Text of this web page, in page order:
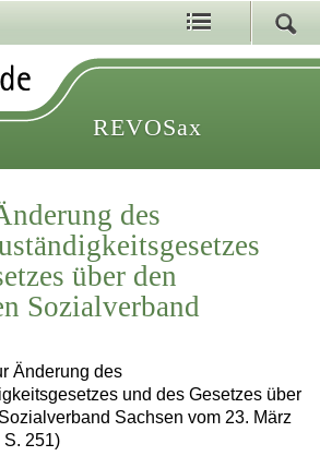
REVOSax
des
über den
Sozialverband
Änderung des
und des Gesetzes über
Sachsen vom 23. März
S. 251)